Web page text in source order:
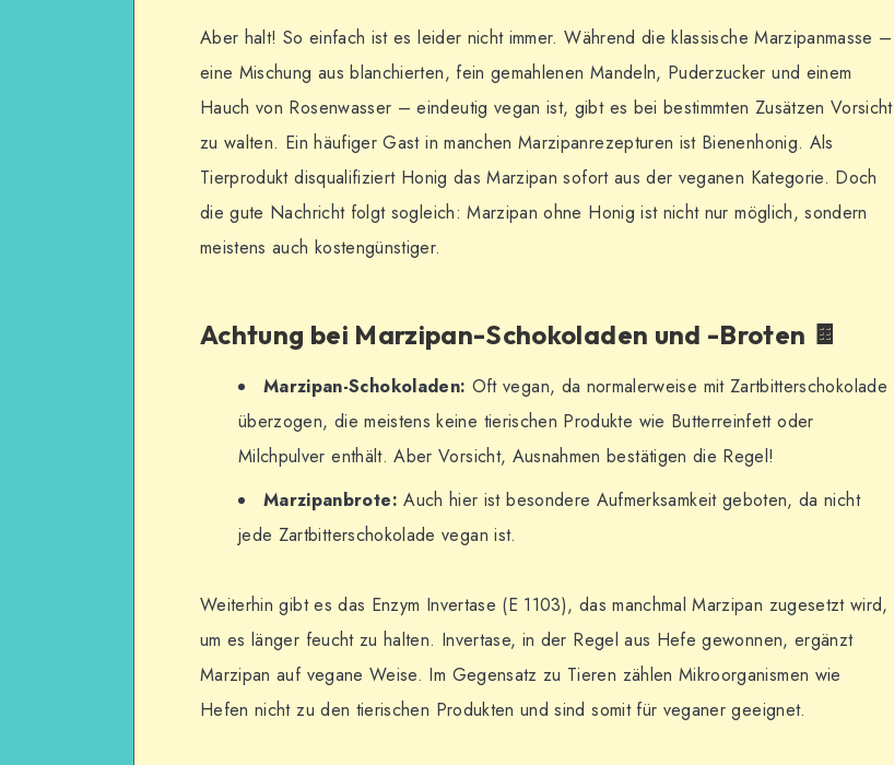
Aber halt! So einfach ist es leider nicht immer. Während die klassische Marzipanmasse –
eine Mischung aus blanchierten, fein gemahlenen Mandeln, Puderzucker und einem
Hauch von Rosenwasser – eindeutig vegan ist, gibt es bei bestimmten Zusätzen Vorsicht
zu walten. Ein häufiger Gast in manchen Marzipanrezepturen ist Bienenhonig. Als
Tierprodukt disqualifiziert Honig das Marzipan sofort aus der veganen Kategorie. Doch
die gute Nachricht folgt sogleich: Marzipan ohne Honig ist nicht nur möglich, sondern
meistens auch kostengünstiger.
Achtung bei Marzipan-Schokoladen und -Broten 🍫
Marzipan-Schokoladen: Oft vegan, da normalerweise mit Zartbitterschokolade
überzogen, die meistens keine tierischen Produkte wie Butterreinfett oder
Milchpulver enthält. Aber Vorsicht, Ausnahmen bestätigen die Regel!
Marzipanbrote: Auch hier ist besondere Aufmerksamkeit geboten, da nicht
jede Zartbitterschokolade vegan ist.
Weiterhin gibt es das Enzym Invertase (E 1103), das manchmal Marzipan zugesetzt wird,
um es länger feucht zu halten. Invertase, in der Regel aus Hefe gewonnen, ergänzt
Marzipan auf vegane Weise. Im Gegensatz zu Tieren zählen Mikroorganismen wie
Hefen nicht zu den tierischen Produkten und sind somit für veganer geeignet.